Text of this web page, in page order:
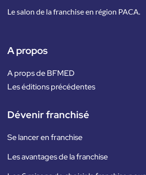
Le salon de la franchise en région PACA.
A propos
A props de BFMED
Les éditions précédentes
Dévenir franchisé
Se lancer en franchise
Les avantages de la franchise